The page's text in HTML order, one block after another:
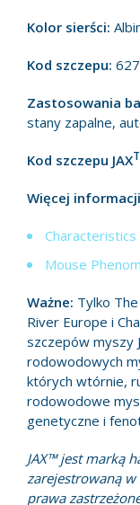
Kolor sierści:
Kod szczepu: 627
Zastosowania
stany zapalne,
Kod szczepu JAX
Więcej
Characteristics
Mouse
Ważne: Tylko
River Europe i
szczepów myszy
rodowodowych
których wtórnie,
rodowodowe
genetyczne i
JAX™ jest marką
zarejestrowaną w
prawa